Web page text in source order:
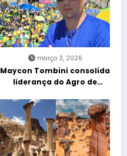
março 3, 2026
Maycon Tombini consolida
liderança do Agro de
“Acorda Brasil” em Goiânia